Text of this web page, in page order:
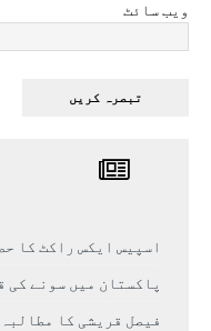
ویب سائٹ
اسپیس ایکس راکٹ کا
پاکستان میں سونے کی قیمت میں
فیصل قریشی کا